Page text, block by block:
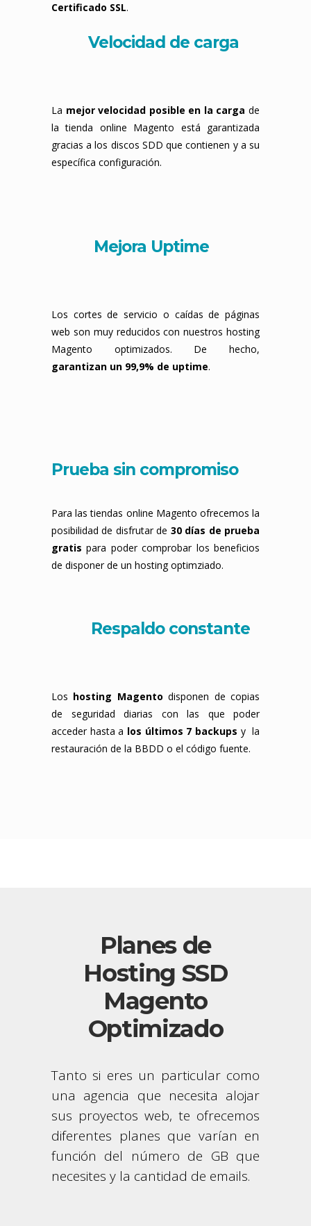
Certificado SSL.
Velocidad de carga
La mejor velocidad posible en la carga de
la tienda online Magento está garantizada
gracias a los discos SDD que contienen y a su
específica configuración.
Mejora Uptime
Los cortes de servicio o caídas de páginas
web son muy reducidos con nuestros hosting
Magento optimizados. De hecho,
garantizan un 99,9% de uptime.
Prueba sin compromiso
Para las tiendas online Magento ofrecemos la
posibilidad de disfrutar de 30 días de prueba
gratis para poder comprobar los beneficios
de disponer de un hosting optimziado.
Respaldo constante
Los hosting Magento disponen de copias
de seguridad diarias con las que poder
acceder hasta a los últimos 7 backups y la
restauración de la BBDD o el código fuente.
Planes de
Hosting SSD
Magento
Optimizado
Tanto si eres un particular como
una agencia que necesita alojar
sus proyectos web, te ofrecemos
diferentes planes que varían en
función del número de GB que
necesites y la cantidad de emails.